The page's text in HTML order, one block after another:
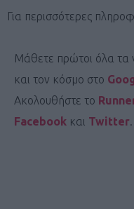
Για περισσότερες
Μάθετε πρώτοι όλα τα
και τον κόσμο στο
Ακολουθήστε το
Facebook και Twitter.